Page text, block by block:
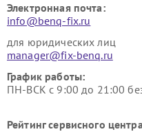
Электронная почта:
info@benq-fix.ru
для юридических лиц
manager@fix-benq.ru
График работы:
ПН-ВСК с 9:00 до 21:00
Рейтинг сервисного